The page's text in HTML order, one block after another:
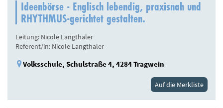
Ideenbörse - Englisch lebendig, praxisnah und
RHYTHMUS-gerichtet gestalten.
Leitung: Nicole Langthaler
Referent/in: Nicole Langthaler
Volksschule, Schulstraße 4, 4284 Tragwein
Auf die Merkliste